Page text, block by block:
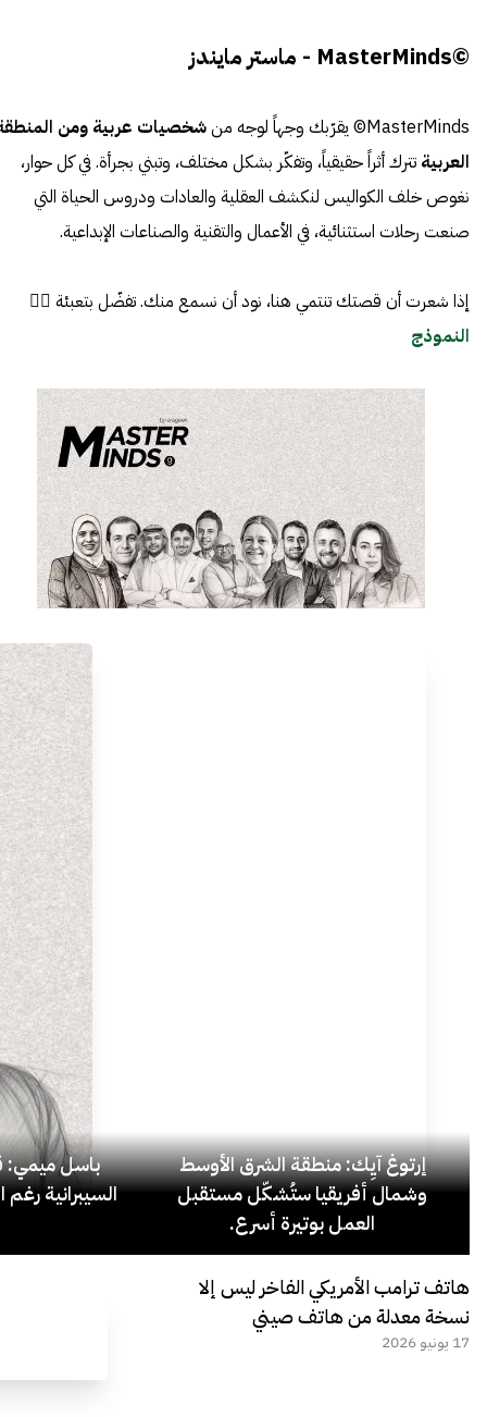
©MasterMinds - ماستر مايندز
MasterMinds© يقرّبك وجهاً لوجه من
شخصيات عربية ومن
العربية تترك أثراً حقيقياً، وتفكّر بشكل مختلف، وتبني بجرأة. في كل حوار،
نغوص خلف الكواليس لنكشف العقلية والعادات ودروس الحياة التي
صنعت رحلات استثنائية، في الأعمال والتقنية والصناعات الإبداعية.
إذا شعرت أن قصتك تنتمي هنا، نود أن نسمع منك. تفضّل بتعبئة 👈🏼
النموذج
إرتوغ آيِك: منطقة الشرق الأوسط
وشمال أفريقيا ستُشكّل مستقبل
العمل بوتيرة أسرع.
باسل ميمي:
السيبرانية رغم
هاتف ترامب الأمريكي الفاخر ليس إلا
نسخة معدلة من هاتف صيني
17 يونيو 2026